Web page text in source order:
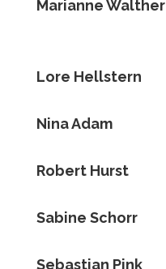
Marianne Walther
Lore Hellstern
Nina Adam
Robert Hurst
Sabine Schorr
Sebastian Pink